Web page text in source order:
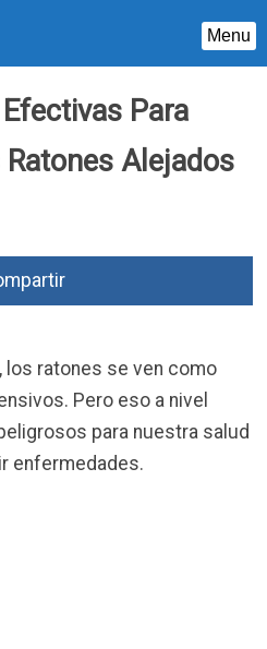
Menu
Para
Alejados
los ratones se ven como
Pero eso a nivel
para nuestra salud
enfermedades.